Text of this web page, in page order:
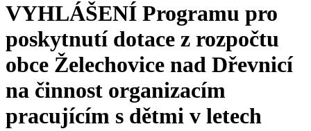
VYHLÁŠENÍ Programu pro
poskytnutí dotace z rozpočtu
obce Želechovice nad Dřevnicí
na činnost organizacím
pracujícím s dětmi v letech